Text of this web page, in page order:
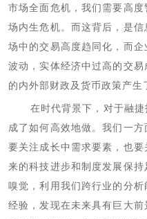
市场全面危机，我们需要高
场内生危机。而这背后，是
场中的交易高度趋同化，而
波动，实体经济中过高的交
的内外部财政及货币政策产生
在时代背景下，对于融
成了如何高效地做。我们一
要关注成长中需求要素，也
来的科技进步和制度发展保
嗅觉，利用我们跨行业的分
经验，发现在未来具有巨大